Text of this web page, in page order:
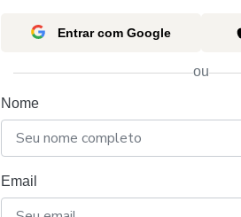
Entrar com Google
ou
Nome
Email